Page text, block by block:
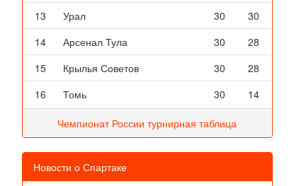
13
Урал 30
30
14
Арсенал Тула 30
28
15
Крылья Советов 30
28
16
Томь 30 14
Чемпионат России турнирная таблица
Новости о Спартаке